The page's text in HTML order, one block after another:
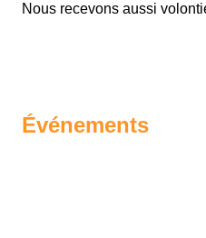
Nous recevons aussi
Événements